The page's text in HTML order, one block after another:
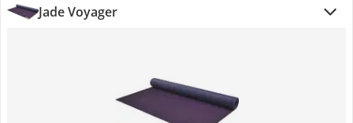
Jade Voyager